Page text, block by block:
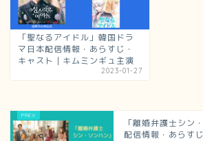
「聖なるアイドル」韓国ドラ
マ日本配信情報・あらすじ・
キャスト｜キムミンギュ主演
2023-01-27
「離婚弁護士シ
配信情報・あらす